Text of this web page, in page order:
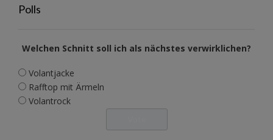
Polls
Welchen Schnitt soll ich als nächstes verwirklichen?
Volantjacke
Rafftop mit Ärmeln
Volantrock